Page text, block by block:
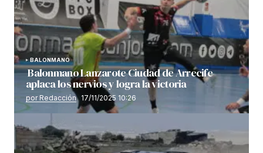
BALONMANO
Balonmano Lanzarote Ciudad de Arrecife
aplaca los nervios y logra la victoria
por Redacción 17/11/2025 10:26